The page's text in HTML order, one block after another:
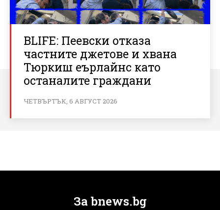
BLIFE: Пеевски отказа
частните джетове и хвана
Тюркиш еърлайнс като
останалите граждани
ЧЕТВЪРТЪК, 6 АВГУСТ 2026
За bnews.bg